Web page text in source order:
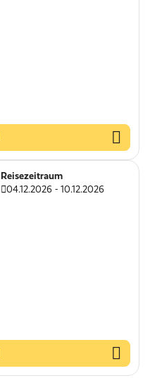
Reisezeitraum
04.12.2026 - 10.12.2026